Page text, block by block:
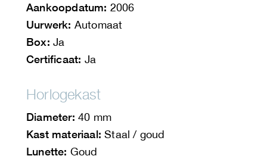
Aankoopdatum: 2006
Uurwerk: Automaat
Box: Ja
Certificaat: Ja
Horlogekast
Diameter: 40 mm
Kast materiaal: Staal / goud
Lunette: Goud